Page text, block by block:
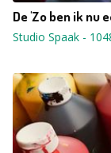
De 'Zo ben ik nu
Studio Spaak -